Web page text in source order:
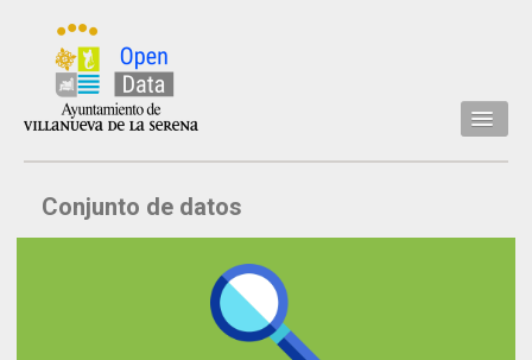
Inicio
Datos
Conjunto de datos